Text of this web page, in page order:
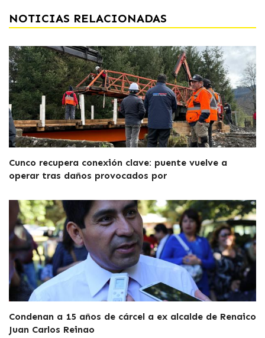
NOTICIAS RELACIONADAS
Cunco recupera conexión clave: puente vuelve a
operar tras daños provocados por
Condenan a 15 años de cárcel a ex alcalde de Renaico
Juan Carlos Reinao